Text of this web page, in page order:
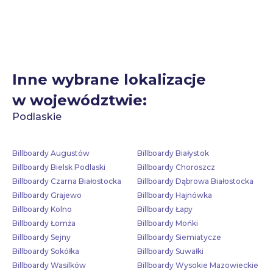
Inne wybrane lokalizacje
w województwie:
Podlaskie
Billboardy Augustów
Billboardy Białystok
Billboardy Bielsk Podlaski
Billboardy Choroszcz
Billboardy Czarna Białostocka
Billboardy Dąbrowa Białostocka
Billboardy Grajewo
Billboardy Hajnówka
Billboardy Kolno
Billboardy Łapy
Billboardy Łomża
Billboardy Mońki
Billboardy Sejny
Billboardy Siemiatycze
Billboardy Sokółka
Billboardy Suwałki
Billboardy Wasilków
Billboardy Wysokie Mazowieckie